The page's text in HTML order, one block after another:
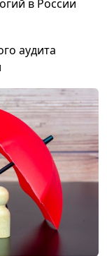
в России
аудита